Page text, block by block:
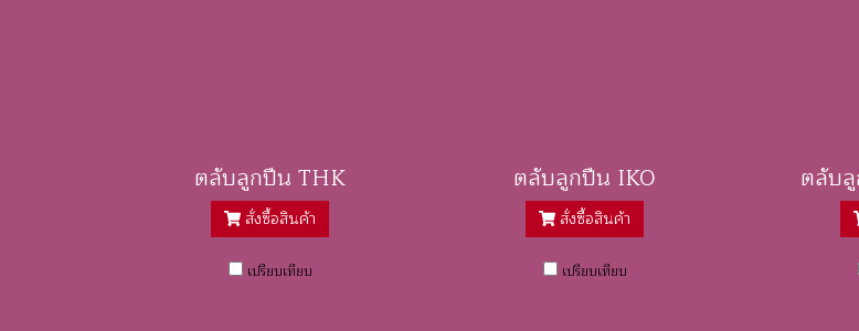
ตลับลูกปืน THK
สั่งซื้อสินค้า
เปรียบเทียบ
ตลับลูกปืน IKO
สั่งซื้อสินค้า
เปรียบเทียบ
ตลับ